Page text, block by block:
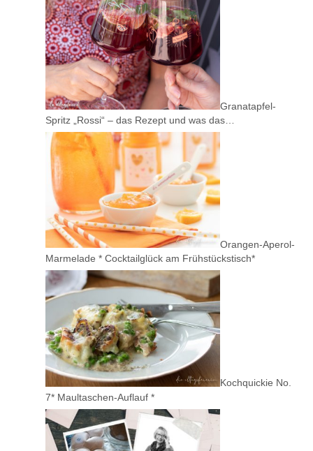
Granatapfel-
Spritz „Rossi“ – das Rezept und was das…
Orangen-Aperol-
Marmelade * Cocktailglück am Frühstückstisch*
Kochquickie No.
7* Maultaschen-Auflauf *